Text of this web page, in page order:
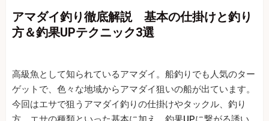
アマダイ釣り徹底解説 基本の仕掛けと釣り
方＆釣果UPテクニック3選
高級魚として知られているアマダイ。船釣りでも人気のター
ゲットで、色々な地域からアマダイ狙いの船が出ています。
今回はエサで狙うアマダイ釣りの仕掛けやタックル、釣り